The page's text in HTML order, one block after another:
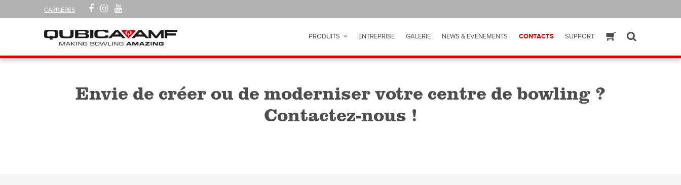
CARRIÈRES
SUIVEZ-
NOUS
FACEBOOKINSTAGRAM
Navigation PRODUITS ENTREPRISE GALERIE NEWS & ÉVÉNEMENTS CONTACTS SUPPORTESHOP
Envie de créer ou de moderniser votre centre de bowling ?
Contactez-nous !